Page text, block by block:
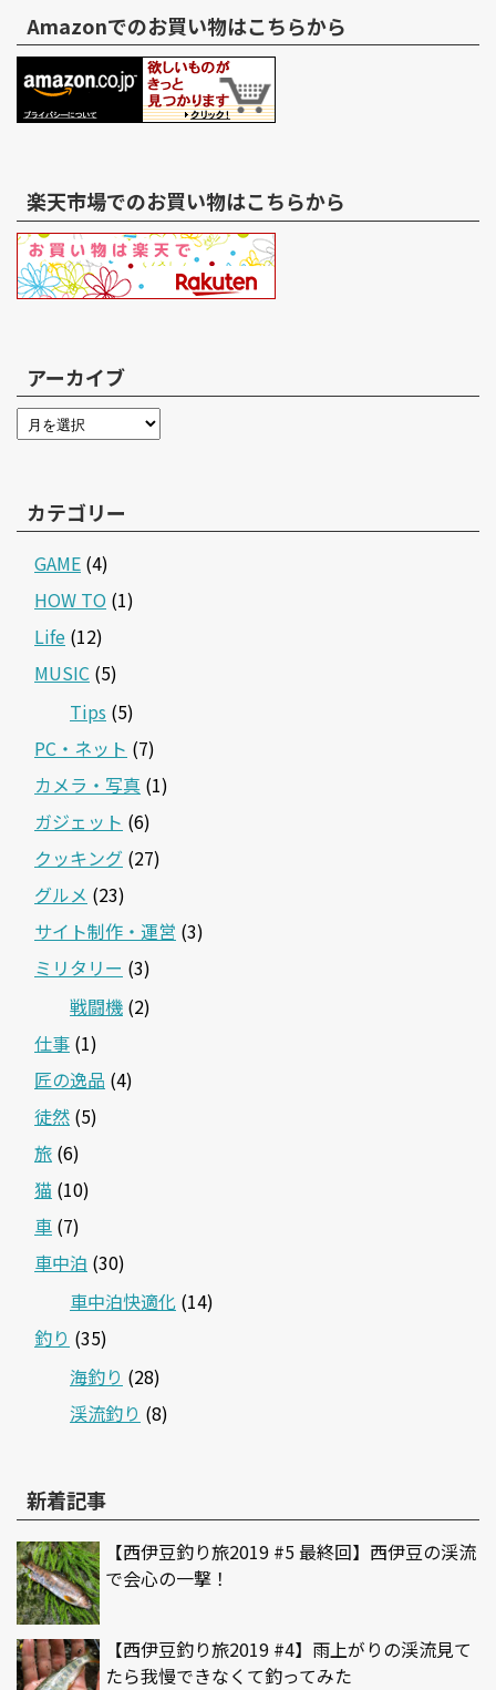
Amazonでのお買い物はこちらから
楽天市場でのお買い物はこちらから
アーカイブ
カテゴリー
GAME (4)
HOW TO (1)
Life (12)
MUSIC (5)
Tips (5)
PC・ネット (7)
カメラ・写真 (1)
ガジェット (6)
クッキング (27)
グルメ (23)
サイト制作・運営 (3)
ミリタリー (3)
戦闘機 (2)
仕事 (1)
匠の逸品 (4)
徒然 (5)
旅 (6)
猫 (10)
車 (7)
車中泊 (30)
車中泊快適化 (14)
釣り (35)
海釣り (28)
渓流釣り (8)
新着記事
【西伊豆釣り旅2019 #5 最終回】西伊豆の渓流
で会心の一撃！
【西伊豆釣り旅2019 #4】雨上がりの渓流見て
たら我慢できなくて釣ってみた